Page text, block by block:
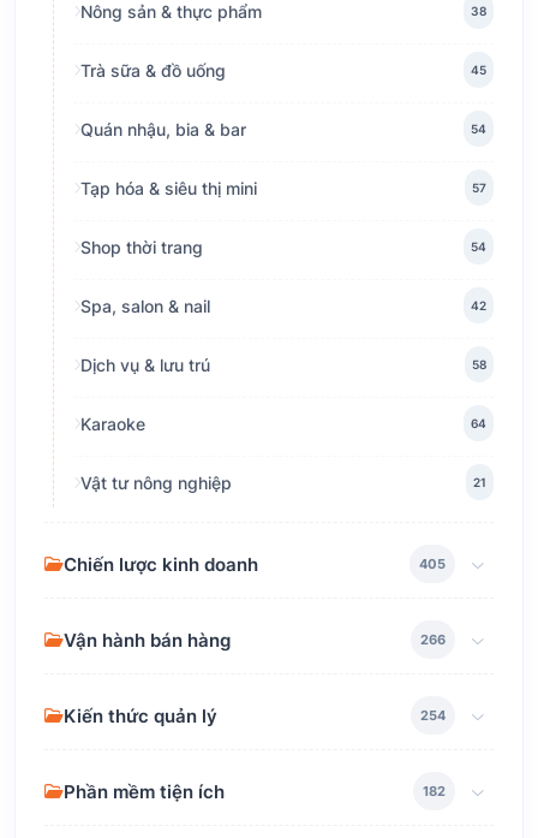
Nông sản & thực phẩm 38
Trà sữa & đồ uống 45
Quán nhậu, bia & bar 54
Tạp hóa & siêu thị mini 57
Shop thời trang 54
Spa, salon & nail 42
Dịch vụ & lưu trú 58
Karaoke 64
Vật tư nông nghiệp 21
Chiến lược kinh doanh 405
Vận hành bán hàng 266
Kiến thức quản lý 254
Phần mềm tiện ích 182